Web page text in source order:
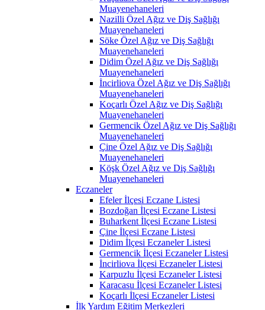
Muayenehaneleri
Nazilli Özel Ağız ve Diş Sağlığı
Muayenehaneleri
Söke Özel Ağız ve Diş Sağlığı
Muayenehaneleri
Didim Özel Ağız ve Diş Sağlığı
Muayenehaneleri
İncirliova Özel Ağız ve Diş Sağlığı
Muayenehaneleri
Koçarlı Özel Ağız ve Diş Sağlığı
Muayenehaneleri
Germencik Özel Ağız ve Diş Sağlığı
Muayenehaneleri
Çine Özel Ağız ve Diş Sağlığı
Muayenehaneleri
Köşk Özel Ağız ve Diş Sağlığı
Muayenehaneleri
Eczaneler
Efeler İlçesi Eczane Listesi
Bozdoğan İlçesi Eczane Listesi
Buharkent İlçesi Eczane Listesi
Çine İlçesi Eczane Listesi
Didim İlçesi Eczaneler Listesi
Germencik İlçesi Eczaneler Listesi
İncirliova İlçesi Eczaneler Listesi
Karpuzlu İlçesi Eczaneler Listesi
Karacasu İlçesi Eczaneler Listesi
Koçarlı İlçesi Eczaneler Listesi
İlk Yardım Eğitim Merkezleri